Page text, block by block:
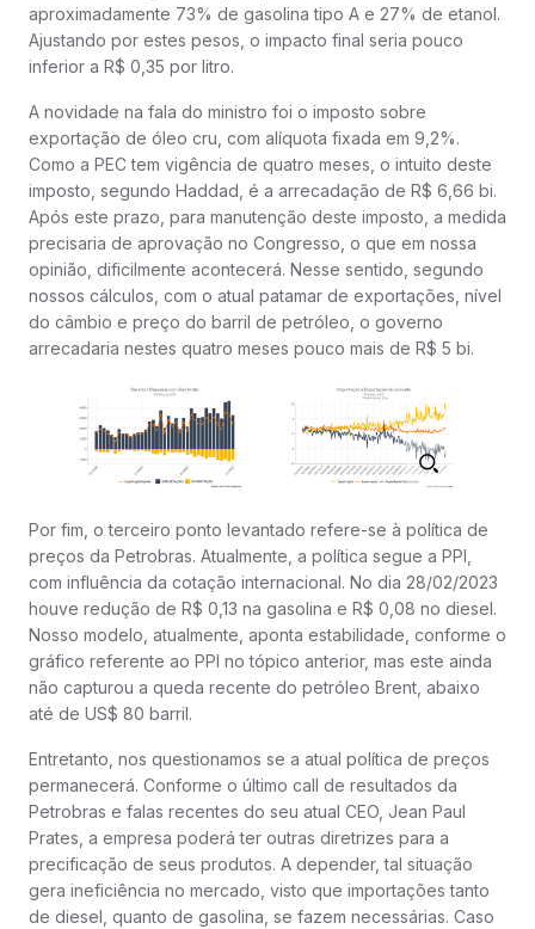
aproximadamente 73% de gasolina tipo A e 27% de etanol.
Ajustando por estes pesos, o impacto final seria pouco
inferior a R$ 0,35 por litro.
A novidade na fala do ministro foi o imposto sobre
exportação de óleo cru, com alíquota fixada em 9,2%.
Como a PEC tem vigência de quatro meses, o intuito deste
imposto, segundo Haddad, é a arrecadação de R$ 6,66 bi.
Após este prazo, para manutenção deste imposto, a medida
precisaria de aprovação no Congresso, o que em nossa
opinião, dificilmente acontecerá. Nesse sentido, segundo
nossos cálculos, com o atual patamar de exportações, nível
do câmbio e preço do barril de petróleo, o governo
arrecadaria nestes quatro meses pouco mais de R$ 5 bi.
Por fim, o terceiro ponto levantado refere-se à política de
preços da Petrobras. Atualmente, a política segue a PPI,
com influência da cotação internacional. No dia 28/02/2023
houve redução de R$ 0,13 na gasolina e R$ 0,08 no diesel.
Nosso modelo, atualmente, aponta estabilidade, conforme o
gráfico referente ao PPI no tópico anterior, mas este ainda
não capturou a queda recente do petróleo Brent, abaixo
até de US$ 80 barril.
Entretanto, nos questionamos se a atual política de preços
permanecerá. Conforme o último call de resultados da
Petrobras e falas recentes do seu atual CEO, Jean Paul
Prates, a empresa poderá ter outras diretrizes para a
precificação de seus produtos. A depender, tal situação
gera ineficiência no mercado, visto que importações tanto
de diesel, quanto de gasolina, se fazem necessárias. Caso